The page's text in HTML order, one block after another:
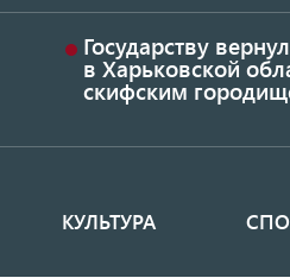
Государству
в Харьковской
скифским
КУЛЬТУРА